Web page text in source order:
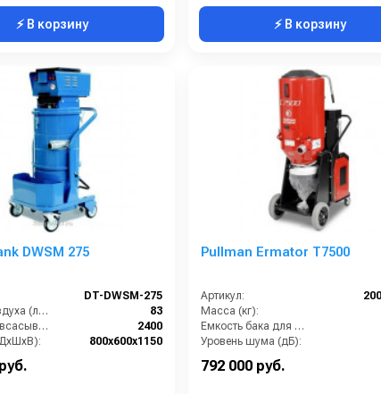
⚡ В корзину ⚡ В корзину
DWSM 275
DT-DWSM-275
Расход воздуха (л/сек):
83
Мощность всасывающих турбин (Вт):
2400
800х600х1150
Pullman Ermator T7500
Артикул:
Масса (кг):
Емкость бака для мусора (л):
Уровень шума (дБ):
Тип пылесборника:
792 000 руб.